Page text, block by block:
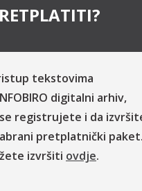
tekstovima
digitalni arhiv,
registrujete i da
pretplatnički paket.
izvršiti ovdje.